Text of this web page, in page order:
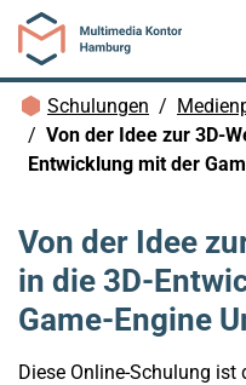
Zum Hauptinhalt springen
Brotkrümelnavigation
Schulungen
Von der Idee zur 3D-
Entwicklung mit der
Von der Idee
in die 3D-
Game-Engine
Diese Online-Schulung ist